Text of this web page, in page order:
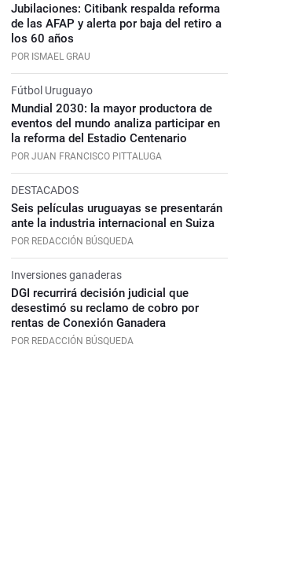
Jubilaciones: Citibank respalda reforma
de las AFAP y alerta por baja del retiro a
los 60 años
POR ISMAEL GRAU
Fútbol Uruguayo
Mundial 2030: la mayor productora de
eventos del mundo analiza participar en
la reforma del Estadio Centenario
POR JUAN FRANCISCO PITTALUGA
DESTACADOS
Seis películas uruguayas se presentarán
ante la industria internacional en Suiza
POR REDACCIÓN BÚSQUEDA
Inversiones ganaderas
DGI recurrirá decisión judicial que
desestimó su reclamo de cobro por
rentas de Conexión Ganadera
POR REDACCIÓN BÚSQUEDA